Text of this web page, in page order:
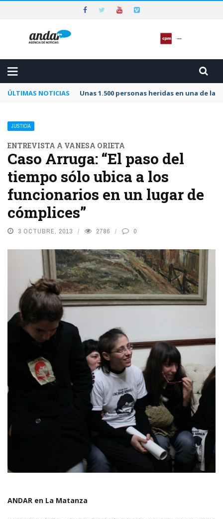
ÚLTIMAS NOTICIAS Unas 1.500 personas heridas en una de
JUSTICIA
ENTREVISTA A VANESA ORIETA
Caso Arruga: “El paso del
tiempo sólo ubica a los
funcionarios en un lugar de
cómplices”
3 OCTUBRE, 2013 2786 0
ANDAR en La Matanza